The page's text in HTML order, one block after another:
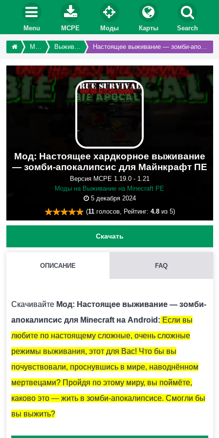
Menu MCPE Моды Карты Search
Выживание Настоящее выживание — зомби-апокалипсис
Мод: Настоящее хардкорное выживание
— зомби-апокалипсис для Майнкрафт ПЕ
Версия MCPE 1.19.0 - 1.21
Моды на Выживание на Minecraft PE
5 декабря 2024
(11голосов, Рейтинг: 4.8из 5)
Скачать
ОПИСАНИЕ FAQ
Скачивайте Мод: Настоящее выживание — зомби-
апокалипсис для Minecraft на Android: Если вы
любите по настоящему сложные, очень сложные
режимы выживания, этот для Вас! Что бы вы
почувствовали, проснувшись в мире, наводнённом
мертвецами? Пройдя по этому миру, вы поймёте,
каково это — жить в зомби-апокалипсисе. Смогли бы
вы выжить?
Для этого нужно скачать файл мода и запустить его.
Модификация установится автоматически.
МОЖНО ЛИ ЗАПУСТИТЬ ЭТУ МОДИФИКАЦИЮ В
МНОГОПОЛЬЗОВАТЕЛЬСКОЙ ИГРЕ?
Да, для этого достаточно просто быть владельцем
карты и установить на неё эту модификацию.